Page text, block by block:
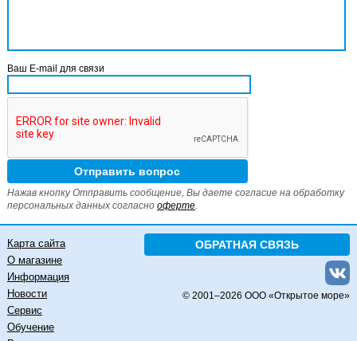
Ваш E-mail для связи
Нажав кнопку Отправить сообщение, Вы даете согласие на обработку
персональных данных согласно оферте.
ОБРАТНАЯ СВЯЗЬ
© 2001–2026 ООО «Открытое море»
Карта сайта
О магазине
Информация
Новости
Сервис
Обучение